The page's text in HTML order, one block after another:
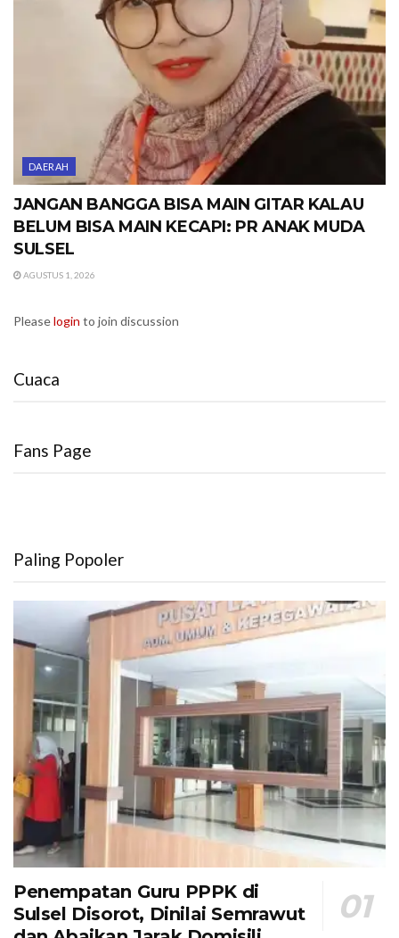
DAERAH
JANGAN BANGGA BISA MAIN GITAR KALAU
BELUM BISA MAIN KECAPI: PR ANAK MUDA
SULSEL
AGUSTUS 1, 2026
Pleaselogin to join discussion
Cuaca
Fans Page
Paling Popoler
Penempatan Guru PPPK di
Sulsel Disorot, Dinilai Semrawut